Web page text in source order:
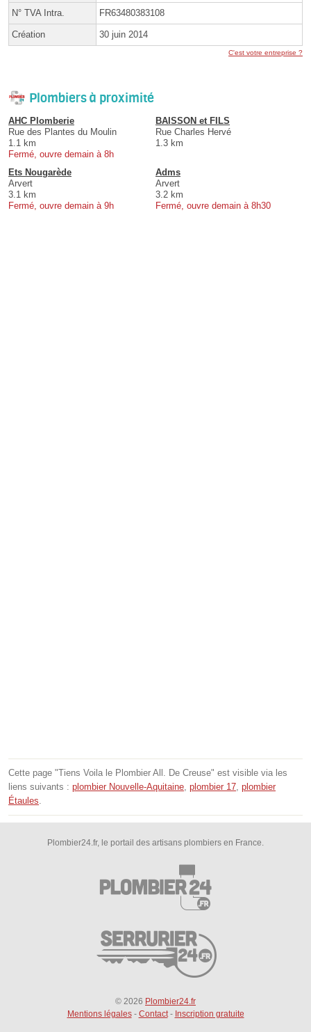
N° TVA Intra. FR63480383108
Création 30 juin 2014
C'est votre entreprise ?
Plombiers à proximité
AHC Plomberie
Rue des Plantes du Moulin
1.1 km
Fermé, ouvre demain à 8h
BAISSON et FILS
Rue Charles Hervé
1.3 km
Ets Nougarède
Arvert
3.1 km
Fermé, ouvre demain à 9h
Adms
Arvert
3.2 km
Fermé, ouvre demain à 8h30
Cette page "Tiens Voila le Plombier All. De Creuse" est visible via les
liens suivants : plombier Nouvelle-Aquitaine, plombier 17, plombier
Étaules.
Plombier24.fr, le portail des artisans plombiers en France.
© 2026 Plombier24.fr
Mentions légales- Contact- Inscription gratuite